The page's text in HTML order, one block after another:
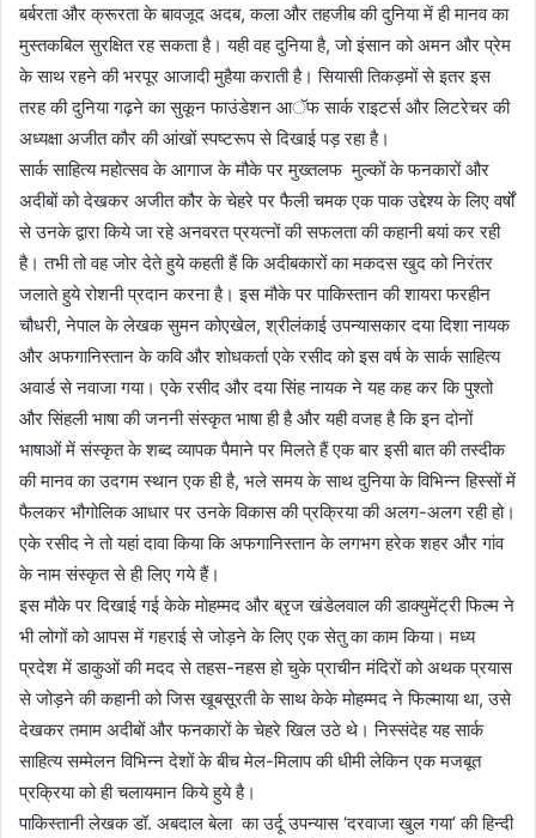
बर्बरता और क्रूरता के बावजूद अदब, कला और तहजीब की दुनिया में ही मानव का
मुस्तकबिल सुरक्षित रह सकता है। यही वह दुनिया है, जो इंसान को अमन और प्रेम
के साथ रहने की भरपूर आजादी मुहैया कराती है। सियासी तिकड़मों से इतर इस
तरह की दुनिया गढ़ने का सुकून फाउंडेशन आॅफ सार्क राइटर्स और लिटरेचर की
अध्यक्षा अजीत कौर की आंखों स्पष्टरूप से दिखाई पड़ रहा है।
सार्क साहित्य महोत्सव के आगाज के मौके पर मुख्तलफ मुल्कों के फनकारों और
अदीबों को देखकर अजीत कौर के चेहरे पर फैली चमक एक पाक उद्देश्य के लिए वर्षों
से उनके द्वारा किये जा रहे अनवरत प्रयत्नों की सफलता की कहानी बयां कर रही
है। तभी तो वह जोर देते हुये कहती हैं कि अदीबकारों का मकदस खुद को निरंतर
जलाते हुये रोशनी प्रदान करना है। इस मौके पर पाकिस्तान की शायरा फरहीन
चौधरी, नेपाल के लेखक सुमन कोएखेल, श्रीलंकाई उपन्यासकार दया दिशा नायक
और अफगानिस्तान के कवि और शोधकर्ता एके रसीद को इस वर्ष के सार्क साहित्य
अवार्ड से नवाजा गया। एके रसीद और दया सिंह नायक ने यह कह कर कि पुश्तो
और सिंहली भाषा की जननी संस्कृत भाषा ही है और यही वजह है कि इन दोनों
भाषाओं में संस्कृत के शब्द व्यापक पैमाने पर मिलते हैं एक बार इसी बात की तस्दीक
की मानव का उदगम स्थान एक ही है, भले समय के साथ दुनिया के विभिन्न हिस्सों में
फैलकर भौगोलिक आधार पर उनके विकास की प्रक्रिया की अलग-अलग रही हो।
एके रसीद ने तो यहां दावा किया कि अफगानिस्तान के लगभग हरेक शहर और गांव
के नाम संस्कृत से ही लिए गये हैं।
इस मौके पर दिखाई गई केके मोहम्मद और ब्रृज खंडेलवाल की डाक्युमेंट्री फिल्म ने
भी लोगों को आपस में गहराई से जोड़ने के लिए एक सेतु का काम किया। मध्य
प्रदेश में डाकुओं की मदद से तहस-नहस हो चुके प्राचीन मंदिरों को अथक प्रयास
से जोड़ने की कहानी को जिस खूबसूरती के साथ केके मोहम्मद ने फिल्माया था, उसे
देखकर तमाम अदीबों और फनकारों के चेहरे खिल उठे थे। निस्संदेह यह सार्क
साहित्य सम्मेलन विभिन्न देशों के बीच मेल-मिलाप की धीमी लेकिन एक मजबूत
प्रक्रिया को ही चलायमान किये हुये है।
पाकिस्तानी लेखक डॉ. अबदाल बेला का उर्दू उपन्यास ‘दरवाजा खुल गया’ की हिन्दी